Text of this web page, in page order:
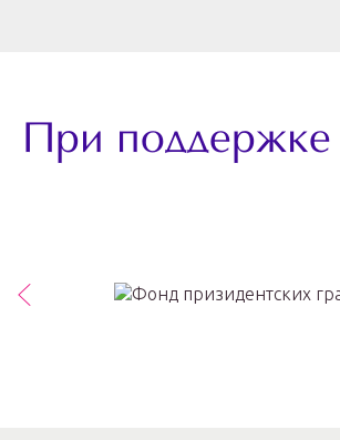
При поддержке